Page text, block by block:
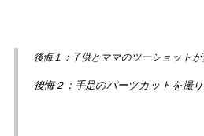
後悔１：子供とママのツーショット
後悔２：手足のパーツカットを撮